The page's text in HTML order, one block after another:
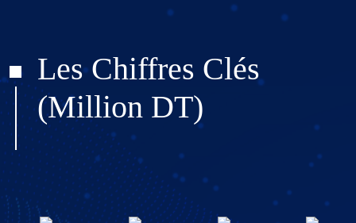
Les Chiffres Clés
(Million DT)